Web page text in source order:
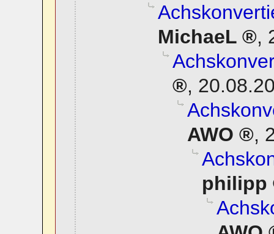
MichaeL
,
,
AWO
,
philipp